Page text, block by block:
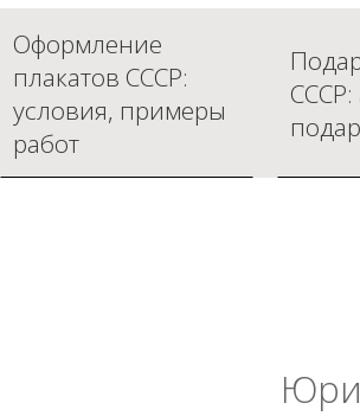
Оформление
плакатов СССР:
условия, примеры
работ
СССР: